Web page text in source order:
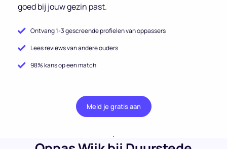
goed bij jouw gezin past.
Ontvang 1-3 gescreende profielen van oppassers
Lees reviews van andere ouders
98% kans op een match
Meld je gratis aan
.